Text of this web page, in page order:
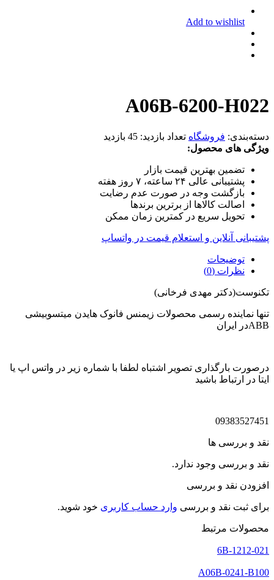
Add to wishlist
A06B-6200-H022
دسته‌بندی: فروشگاه تعداد بازدید: 45 بازدید
ویژگی های محصول:
تضمین بهترین قیمت بازار
پشتیبانی عالی ۲۴ ساعته، ۷ روز هفته
بازگشت وجه در صورت عدم رضایت
اصالت کالاها از برترین برندها
تحویل سریع در کمترین زمان ممکن
پشتیبانی آنلاین و استعلام قیمت در واتساپ
توضیحات
نظرات (0)
تکنوست(دکتر مهدی فرخانی)
تنها نماینده رسمی محصولات زیمنس فانوک هایدن میتسوبیشی
ABBدر ایران
درصورت بارگذاری تصویر اشتباه لطفا با شماره زیر در واتس اپ یا
ایتا در ارتباط باشید
09383527451
نقد و بررسی ها
نقد و بررسی وجود ندارد.
افزودن نقد و بررسی
برای ثبت نقد و بررسی وارد حساب کاربری خود شوید.
محصولات مرتبط
6B-1212-021
A06B-0241-B100